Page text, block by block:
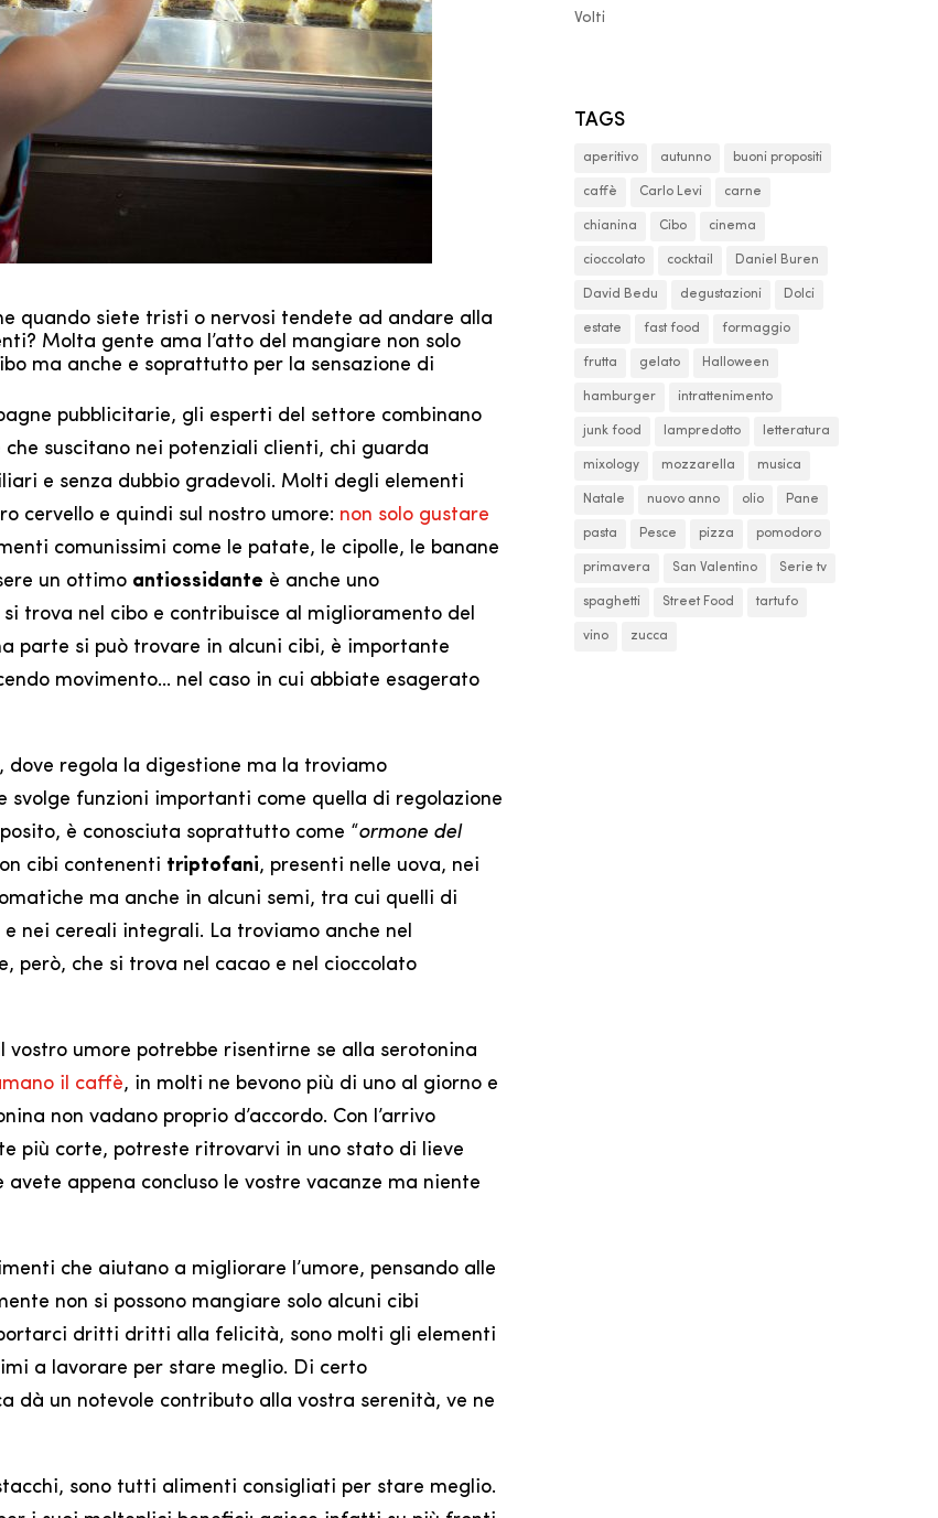
quando siete tristi o nervosi tendete ad andare alla
Molta gente ama l’atto del mangiare non solo
ma anche e soprattutto per la sensazione di
pubblicitarie, gli esperti del settore combinano
che suscitano nei potenziali clienti, chi guarda
e senza dubbio gradevoli. Molti degli elementi
cervello e quindi sul nostro umore: non solo gustare
comunissimi come le patate, le cipolle, le banane
un ottimo antiossidante è anche uno
si trova nel cibo e contribuisce al miglioramento del
parte si può trovare in alcuni cibi, è importante
movimento… nel caso in cui abbiate esagerato
dove regola la digestione ma la troviamo
svolge funzioni importanti come quella di regolazione
è conosciuta soprattutto come “ormone del
cibi contenenti triptofani, presenti nelle uova, nei
ma anche in alcuni semi, tra cui quelli di
nei cereali integrali. La troviamo anche nel
però, che si trova nel cacao e nel cioccolato
umore potrebbe risentirne se alla serotonina
il caffè, in molti ne bevono più di uno al giorno e
non vadano proprio d’accordo. Con l’arrivo
più corte, potreste ritrovarvi in uno stato di lieve
appena concluso le vostre vacanze ma niente
che aiutano a migliorare l’umore, pensando alle
non si possono mangiare solo alcuni cibi
dritti dritti alla felicità, sono molti gli elementi
a lavorare per stare meglio. Di certo
dà un notevole contributo alla vostra serenità, ve ne
sono tutti alimenti consigliati per stare meglio.
Volti
TAGS
aperitivo autunno buoni propositi
caffè Carlo Levi carne
chianina Cibo cinema
cioccolato cocktail Daniel Buren
David Bedu degustazioni Dolci
estate fast food formaggio
frutta gelato Halloween
hamburger intrattenimento
junk food lampredotto letteratura
mixology mozzarella musica
Natale nuovo anno olio Pane
pasta Pesce pizza pomodoro
primavera San Valentino Serie tv
spaghetti Street Food tartufo
vino zucca